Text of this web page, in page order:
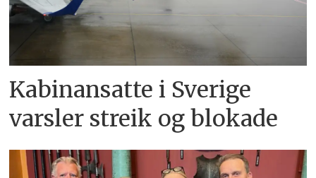
Kabinansatte i Sverige
varsler streik og blokade